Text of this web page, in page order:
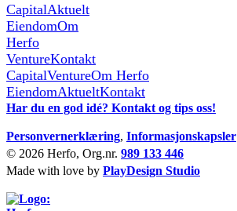
CapitalAktuelt
EiendomOm
Herfo
VentureKontakt
CapitalVentureOm Herfo
EiendomAktueltKontakt
Har du en god idé? Kontakt og tips oss!
Personvernerklæring, Informasjonskapsler
© 2026 Herfo, Org.nr. 989 133 446
Made with love by PlayDesign Studio